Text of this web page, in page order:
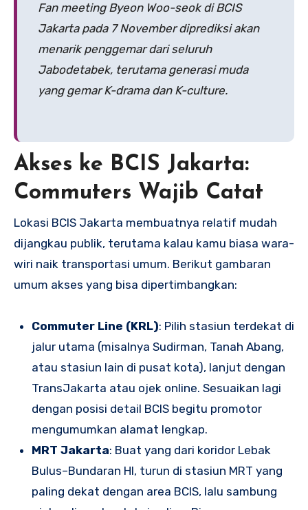
Fan meeting Byeon Woo-seok di BCIS
Jakarta pada 7 November diprediksi akan
menarik penggemar dari seluruh
Jabodetabek, terutama generasi muda
yang gemar K-drama dan K-culture.
Akses ke BCIS Jakarta:
Commuters Wajib Catat
Lokasi BCIS Jakarta membuatnya relatif mudah
dijangkau publik, terutama kalau kamu biasa wara-
wiri naik transportasi umum. Berikut gambaran
umum akses yang bisa dipertimbangkan:
Commuter Line (KRL): Pilih stasiun terdekat di
jalur utama (misalnya Sudirman, Tanah Abang,
atau stasiun lain di pusat kota), lanjut dengan
TransJakarta atau ojek online. Sesuaikan lagi
dengan posisi detail BCIS begitu promotor
mengumumkan alamat lengkap.
MRT Jakarta: Buat yang dari koridor Lebak
Bulus–Bundaran HI, turun di stasiun MRT yang
paling dekat dengan area BCIS, lalu sambung